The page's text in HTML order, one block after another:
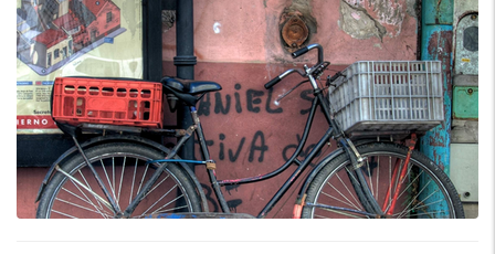
חבילות נופש
הרגע האחרון
חבילות בריאות וספא
טיסות לחו"ל
מלונות בחו"ל